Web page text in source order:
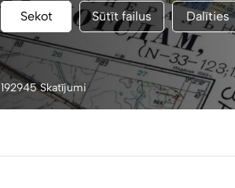
Sekot Sūtīt failus Dalīties
192945 Skatījumi